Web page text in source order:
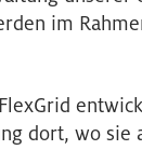
im
dort, wo sie